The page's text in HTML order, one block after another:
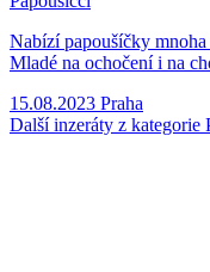
Nabízí papoušíčky
Mladé na ochočení i na
15.08.2023 Praha
Další inzeráty z kategorie